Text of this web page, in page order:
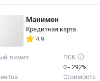
Манимен
Кредитная карта
4.9
лимит
ПСК
0 - 292%
Стоимость